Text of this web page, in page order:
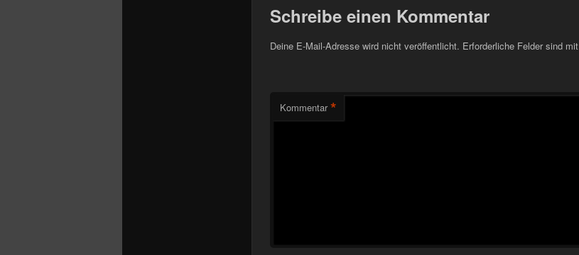
Schreibe einen Kommentar
Deine E-Mail-Adresse wird nicht veröffentlicht. Erforderliche Felder sind mit
Kommentar *